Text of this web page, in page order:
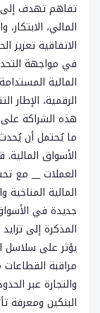
تفاهم تهدف إلى
المالي،
الاتفاقية تعزيز
في مواجهة
المالية
الرقمية، الإطار
هذه الشراكة على
ما يُحتمل أن
الأسواق
العملات __ مع
المالية
جديدة في
المذكرة إلى
يؤثر على سلاسل
مراقبة القطاعات
والتجارة عبر
البنكين ومعرفة